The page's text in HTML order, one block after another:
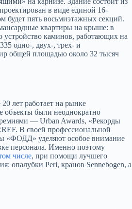
в виде единой 16-
будет пять восьмиэтажных секций.
квартиры на крыше: в
устройство каминов, работающих на
одно-, двух-, трех- и
общей площадью около 32 тысяч
лет работает на рынке
объекты были неоднократно
— Urban Awards, «Рекорды
В своей профессиональной
«ФОДД» уделяют особое внимание
персонала. Именно поэтому
числе, при помощи лучшего
опалубки Peri, кранов Sennebogen, а